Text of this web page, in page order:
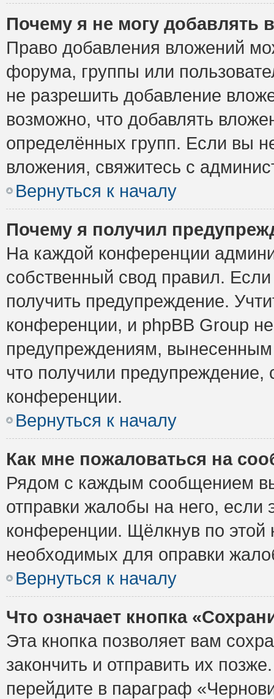
Почему я не могу добавлять
Право добавления вложений
форума, группы или
не разрешить добавление
возможно, что добавлять
определённых групп. Если вы
вложения, свяжитесь с
Вернуться к началу
Почему я получил
На каждой конференции
собственный свод правил.
получить предупреждение.
конференции, и phpBB Group
предупреждениям,
что получили предупреждение,
конференции.
Вернуться к началу
Как мне пожаловаться на
Рядом с каждым сообщением
отправки жалобы на него,
конференции. Щёлкнув по этой
необходимых для оправки
Вернуться к началу
Что означает кнопка
Эта кнопка позволяет вам
закончить и отправить их
перейдите в параграф